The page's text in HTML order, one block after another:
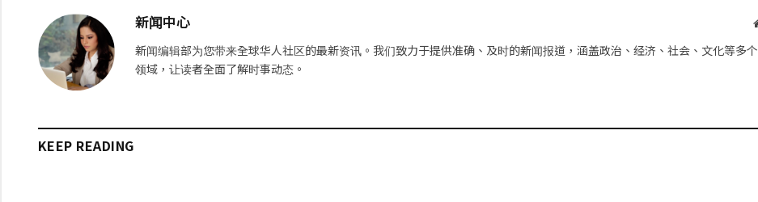
新闻中心
新闻编辑部为您带来全球华人社区的最新资讯。我们致力于提供准确、及时的新闻报道，涵盖政治、经济、社会、文化等多个
领域，让读者全面了解时事动态。
KEEP READING